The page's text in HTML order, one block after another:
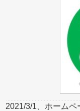
2021/3/1、ホームペ